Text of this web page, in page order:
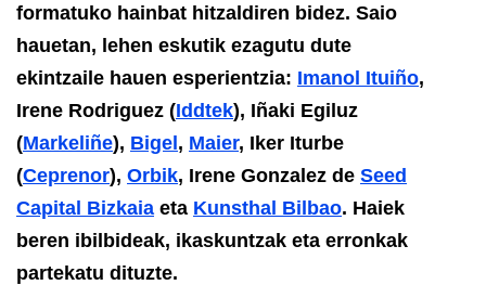
formatuko hainbat hitzaldiren bidez. Saio
hauetan, lehen eskutik ezagutu dute
ekintzaile hauen esperientzia: Imanol Ituiño,
Irene Rodriguez (Iddtek), Iñaki Egiluz
(Markeliñe), Bigel, Maier, Iker Iturbe
(Ceprenor), Orbik, Irene Gonzalez de Seed
Capital Bizkaia eta Kunsthal Bilbao. Haiek
beren ibilbideak, ikaskuntzak eta erronkak
partekatu dituzte.